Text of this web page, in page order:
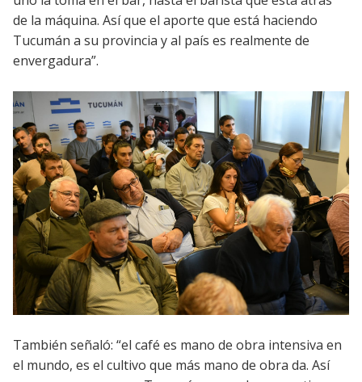
de la máquina. Así que el aporte que está haciendo
Tucumán a su provincia y al país es realmente de
envergadura”.
También señaló: “el café es mano de obra intensiva en
el mundo, es el cultivo que más mano de obra da. Así